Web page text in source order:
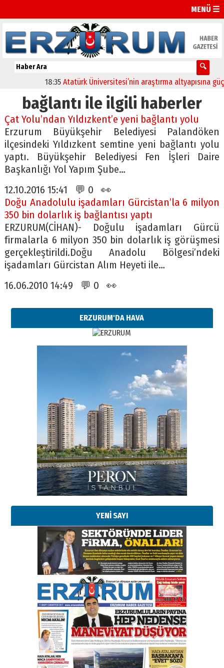
MENÜ ☰
18:35 Atatürk Üniversitesi’nin araştırma altyapısına güçlü
bağlantı ile ilgili haberler
Çat Yolu’ndan Yıldızkent’e yeni bağlantı yolu
Erzurum Büyükşehir Belediyesi Palandöken
ilçesindeki Yıldızkent semtine yeni bağlantı yolu
yaptı. Büyükşehir Belediyesi Fen İşleri Daire
Başkanlığı Yol Yapım Şube…
12.10.2016 15:41 💬 0 👀
Doğu Anadolulu işadamları Gürcistan’la 6 milyon
350 bin dolarlık iş bağlantısı yaptı
ERZURUM(CİHAN)- Doğulu işadamları Gürcü
firmalarla 6 milyon 350 bin dolarlık iş görüşmesi
gerçekleştirildi.Doğu Anadolu Bölgesi’ndeki
işadamları Gürcistan Alım Heyeti ile…
16.06.2010 14:49 💬 0 👀
ERZURUM'DA HAVA
YENİ SAYI
Esat BİNDESEN
Başkan Sekmen’den Erzurum’a
bir vizyon proje daha!
02 Ağustos 2026 Pazar
Kadir SABUNCUOĞLU